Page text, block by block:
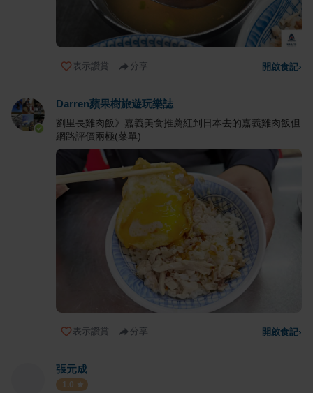
表示讚賞 分享 開啟食記›
Darren蘋果樹旅遊玩樂誌
劉里長雞肉飯》嘉義美食推薦紅到日本去的嘉義雞肉飯但
網路評價兩極(菜單)
表示讚賞 分享 開啟食記›
張元成
1.0